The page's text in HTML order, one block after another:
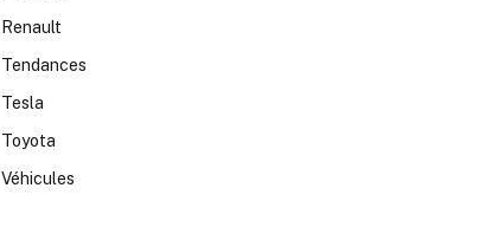
Renault
Tendances
Tesla
Toyota
Véhicules